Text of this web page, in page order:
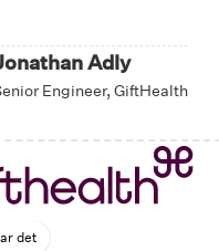
Adly
Engineer, GiftHealth
det